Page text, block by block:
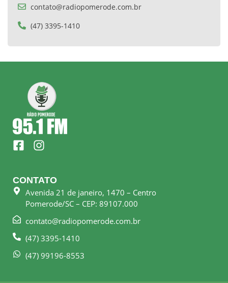
contato@radiopomerode.com.br
(47) 3395-1410
F
a
e
b
o
k
s
q
a
I
n
t
a
g
r
a
m
CONTATO
Avenida 21 de janeiro, 1470 – Centro
Pomerode/SC – CEP: 89107.000
contato@radiopomerode.com.br
(47) 3395-1410
(47) 99196-8553